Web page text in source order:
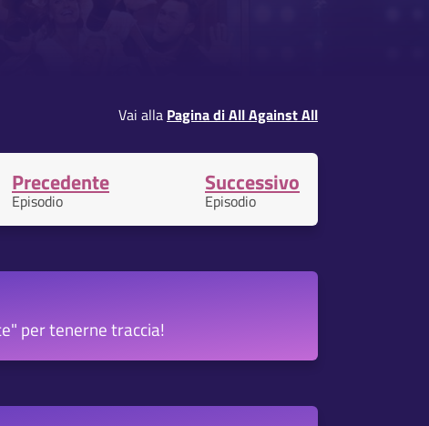
Vai alla Pagina di All Against All
Precedente
Episodio
Successivo
Episodio
per tenerne traccia!